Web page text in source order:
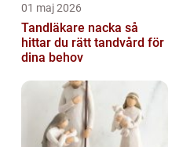
01 maj 2026
Tandläkare nacka så
hittar du rätt tandvård för
dina behov